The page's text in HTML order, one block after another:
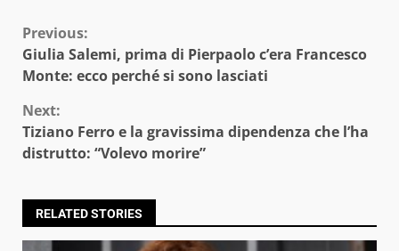
Continue
Reading
Previous:
Giulia Salemi, prima di Pierpaolo c’era Francesco
Monte: ecco perché si sono lasciati
Next:
Tiziano Ferro e la gravissima dipendenza che l’ha
distrutto: “Volevo morire”
RELATED STORIES